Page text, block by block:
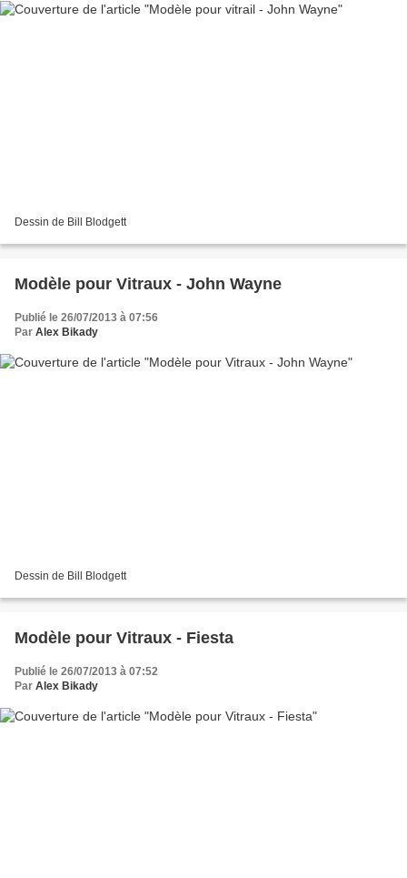
Dessin de Bill Blodgett
Modèle pour Vitraux - John Wayne
Publié le 26/07/2013 à 07:56
Par Alex Bikady
Dessin de Bill Blodgett
Modèle pour Vitraux - Fiesta
Publié le 26/07/2013 à 07:52
Par Alex Bikady